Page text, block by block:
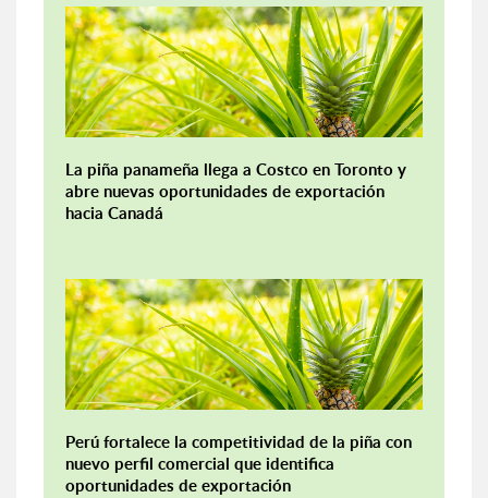
La piña panameña llega a Costco en Toronto y
abre nuevas oportunidades de exportación
hacia Canadá
Perú fortalece la competitividad de la piña con
nuevo perfil comercial que identifica
oportunidades de exportación